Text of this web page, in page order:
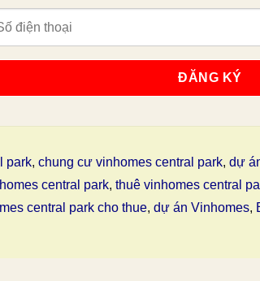
park, chung cư vinhomes central park, dự
central park, thuê vinhomes central
central park cho thue, dự án Vinhomes,